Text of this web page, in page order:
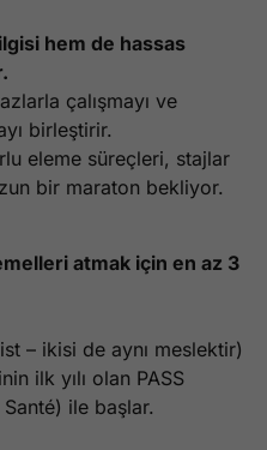
hem de hassas
çalışmayı ve
birleştirir.
eleme süreçleri, stajlar
bir maraton bekliyor.
atmak için en az 3
– ikisi de aynı meslektir)
ilk yılı olan PASS
ile başlar.